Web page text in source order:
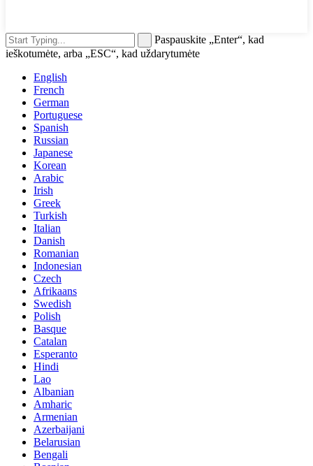
Paspauskite „Enter“, kad
ieškotumėte, arba „ESC“, kad uždarytumėte
English
French
German
Portuguese
Spanish
Russian
Japanese
Korean
Arabic
Irish
Greek
Turkish
Italian
Danish
Romanian
Indonesian
Czech
Afrikaans
Swedish
Polish
Basque
Catalan
Esperanto
Hindi
Lao
Albanian
Amharic
Armenian
Azerbaijani
Belarusian
Bengali